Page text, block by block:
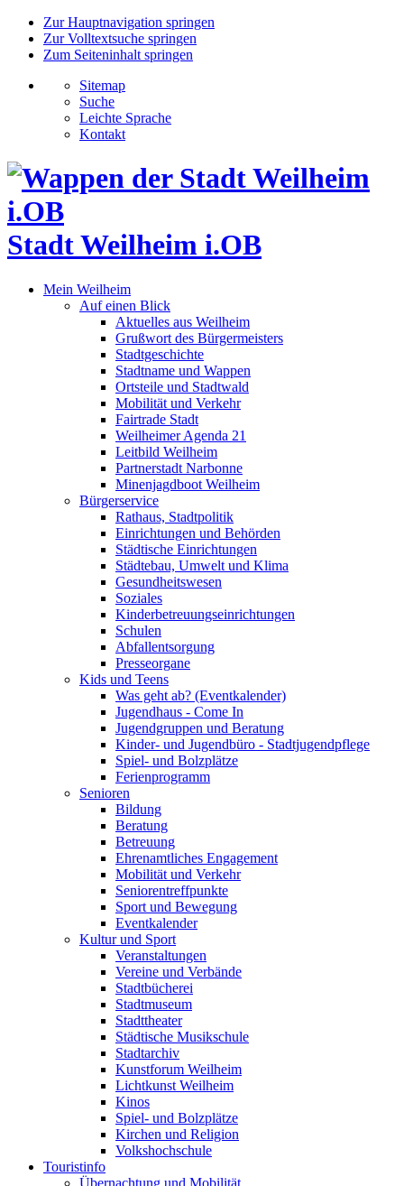
Zur Hauptnavigation springen
Zur Volltextsuche springen
Zum Seiteninhalt springen
Sitemap
Suche
Leichte Sprache
Kontakt
Stadt Weilheim i.OB
Mein Weilheim
Auf einen Blick
Aktuelles aus Weilheim
Grußwort des Bürgermeisters
Stadtgeschichte
Stadtname und Wappen
Ortsteile und Stadtwald
Mobilität und Verkehr
Fairtrade Stadt
Weilheimer Agenda 21
Leitbild Weilheim
Partnerstadt Narbonne
Minenjagdboot Weilheim
Bürgerservice
Rathaus, Stadtpolitik
Einrichtungen und Behörden
Städtische Einrichtungen
Städtebau, Umwelt und Klima
Gesundheitswesen
Soziales
Kinderbetreuungseinrichtungen
Schulen
Abfallentsorgung
Presseorgane
Kids und Teens
Was geht ab? (Eventkalender)
Jugendhaus - Come In
Jugendgruppen und Beratung
Kinder- und Jugendbüro - Stadtjugendpflege
Spiel- und Bolzplätze
Ferienprogramm
Senioren
Bildung
Beratung
Betreuung
Ehrenamtliches Engagement
Mobilität und Verkehr
Seniorentreffpunkte
Sport und Bewegung
Eventkalender
Kultur und Sport
Veranstaltungen
Vereine und Verbände
Stadtbücherei
Stadtmuseum
Stadttheater
Städtische Musikschule
Stadtarchiv
Kunstforum Weilheim
Lichtkunst Weilheim
Kinos
Spiel- und Bolzplätze
Kirchen und Religion
Volkshochschule
Touristinfo
Übernachtung und Mobilität